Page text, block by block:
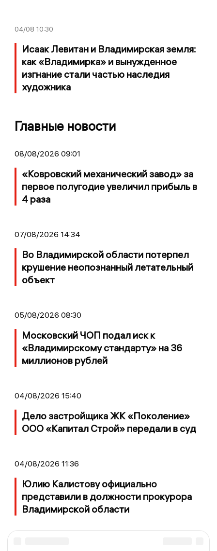
04/08 10:30
Исаак Левитан и Владимирская земля:
как «Владимирка» и вынужденное
изгнание стали частью наследия
художника
Главные новости
08/08/2026 09:01
«Ковровский механический завод» за
первое полугодие увеличил прибыль в
4 раза
07/08/2026 14:34
Во Владимирской области потерпел
крушение неопознанный летательный
объект
05/08/2026 08:30
Московский ЧОП подал иск к
«Владимирскому стандарту» на 36
миллионов рублей
04/08/2026 15:40
Дело застройщика ЖК «Поколение»
ООО «Капитал Строй» передали в суд
04/08/2026 11:36
Юлию Калистову официально
представили в должности прокурора
Владимирской области